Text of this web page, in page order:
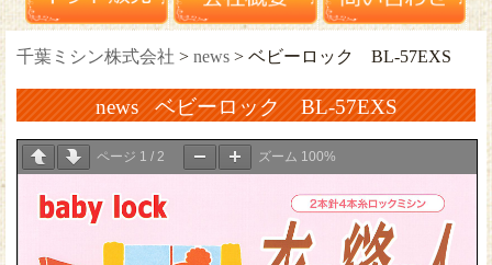
千葉ミシン株式会社 > news > ベビーロック BL-57EXS
news ベビーロック BL-57EXS
ページ 1 / 2 ズーム 100%